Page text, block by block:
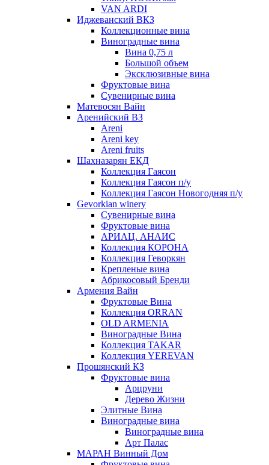
VAN ARDI
Иджеванский ВКЗ
Коллекционные вина
Виноградные вина
Вина 0,75 л
Большой объем
Эксклюзивные вина
Фруктовые вина
Cувенирные вина
Матевосян Вайн
Аренийский ВЗ
Areni
Areni key
Areni fruits
Шахназарян ЕКД
Коллекция Гаясон
Коллекция Гаясон п/у
Коллекция Гаясон Новогодняя п/у
Gevorkian winery
Сувенирные вина
Фруктовые вина
АРИАЦ. АНАИС
Коллекция КОРОНА
Коллекция Геворкян
Крепленые вина
Абрикосовый Бренди
Армения Вайн
Фруктовые Вина
Коллекция ORRAN
OLD ARMENIA
Виноградные Вина
Коллекция TAKAR
Коллекция YEREVAN
Прошянский КЗ
Фруктовые вина
Арцруни
Дерево Жизни
Элитные Вина
Виноградные вина
Виноградные вина
Арт Палас
МАРАН Винный Дом